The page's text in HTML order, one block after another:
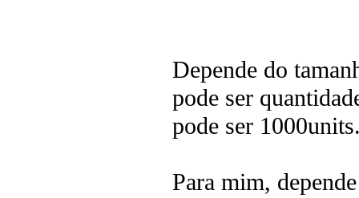
Depende do
pode ser
pode ser
Para mim,